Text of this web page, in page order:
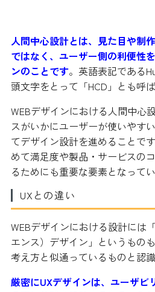
人間中心設計とは、見た目や制
ではなく、ユーザー側の利便性
ンのことです。英語表記である
頭文字をとって「HCD」とも呼ば
WEBデザインにおける人間中心
スがいかにユーザーが使いやす
てデザイン設計を進めることで
めて満足度や製品・サービスの
るためにも重要な要素となってい
UXとの違い
WEBデザインにおける設計には
エンス）デザイン」というもの
考え方と似通っているものと認
厳密にUXデザインは、ユーザビ